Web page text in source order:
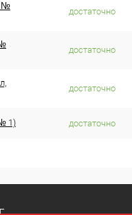
№
достаточно
достаточно
достаточно
1) достаточно